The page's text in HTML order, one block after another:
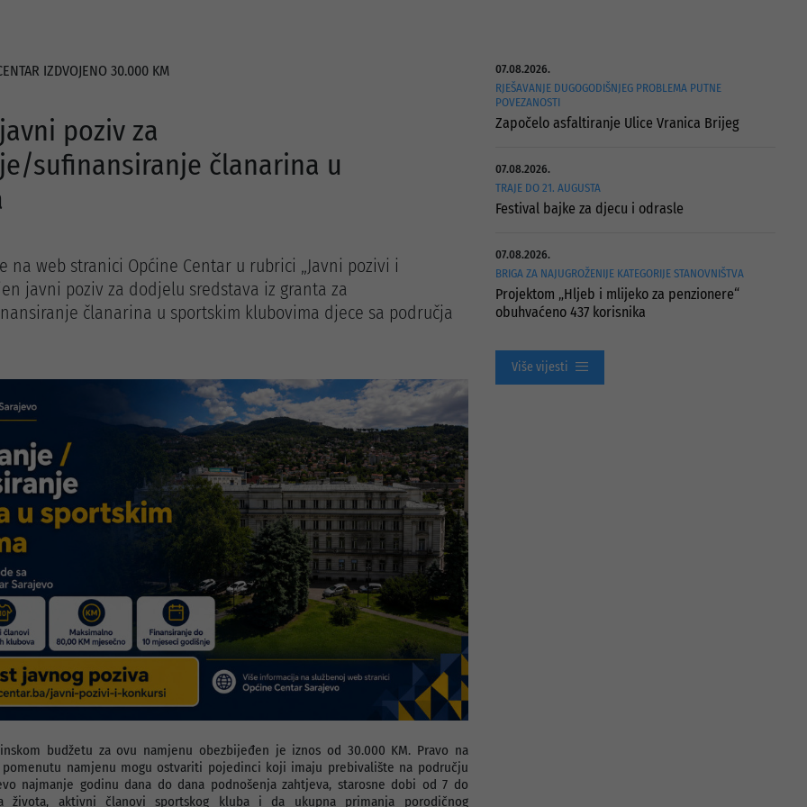
IZDVOJENO 30.000 KM
poziv za
sufinansiranje članarina u
na web stranici Općine Centar u rubrici „Javni pozivi i
javni poziv za dodjelu sredstava iz granta za
članarina u sportskim klubovima djece sa područja
budžetu za ovu namjenu obezbijeđen je iznos od 30.000 KM. Pravo na
pomenutu namjenu mogu ostvariti pojedinci koji imaju prebivalište na području
najmanje godinu dana do dana podnošenja zahtjeva, starosne dobi od 7 do
života, aktivni članovi sportskog kluba i da ukupna primanja porodičnog
07.08.2026.
RJEŠAVANJE DUGOGODIŠNJEG PROBLEMA PUTNE
POVEZANOSTI
Započelo asfaltiranje Ulice Vranica Brijeg
07.08.2026.
TRAJE DO 21. AUGUSTA
Festival bajke za djecu i odrasle
07.08.2026.
BRIGA ZA NAJUGROŽENIJE KATEGORIJE STANOVNIŠTVA
Projektom „Hljeb i mlijeko za penzionere“
obuhvaćeno 437 korisnika
Više vijesti